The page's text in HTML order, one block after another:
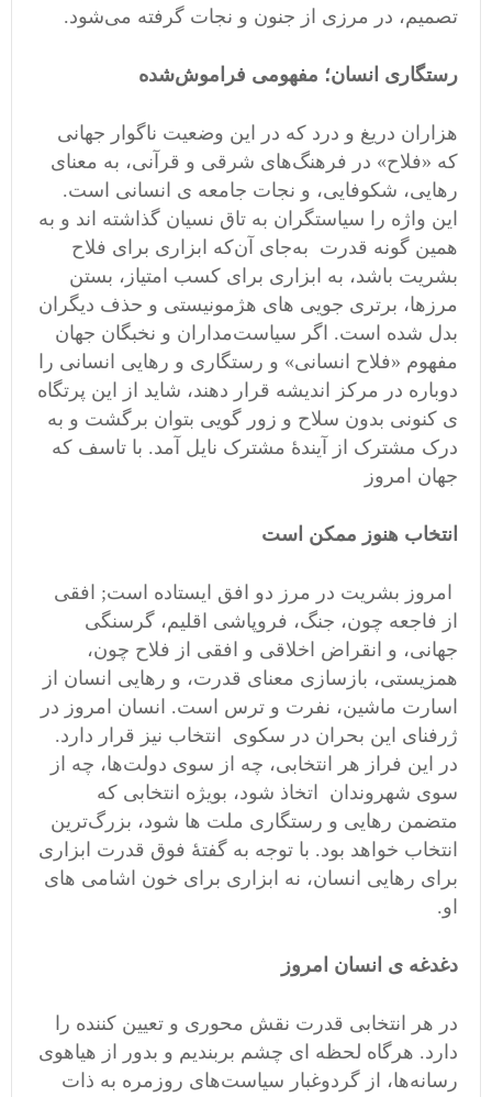
تصمیم، در مرزی از جنون و نجات گرفته می‌شود.
رستگاری انسان؛ مفهومی فراموش‌شده
هزاران دریغ و درد که در این وضعیت ناگوار جهانی
که «فلاح» در فرهنگ‌های شرقی و قرآنی، به معنای
رهایی، شکوفایی، و نجات جامعه ی انسانی است.
این واژه را سیاستگران به تاق نسیان گذاشته اند و به
همین گونه قدرت به‌جای آن‌که ابزاری برای فلاح
بشریت باشد، به ابزاری برای کسب امتیاز، بستن
مرزها، برتری جویی های هژمونیستی و حذف دیگران
بدل شده است. اگر سیاست‌مداران و نخبگان جهان
مفهوم «فلاح انسانی» و رستگاری و رهایی انسانی را
دوباره در مرکز اندیشه قرار دهند، شاید از این پرتگاه
ی کنونی بدون سلاح و زور گویی بتوان برگشت و به
درک مشترک از آیندهٔ مشترک نایل آمد. با تاسف که
جهان امروز
انتخاب هنوز ممکن است
امروز بشریت در مرز دو افق ایستاده است; افقی
از فاجعه چون، جنگ، فروپاشی اقلیم، گرسنگی
جهانی، و انقراض اخلاقی و افقی از فلاح چون،
همزیستی، بازسازی معنای قدرت، و رهایی انسان از
اسارت ماشین، نفرت و ترس است. انسان امروز در
ژرفنای این بحران در سکوی انتخاب نیز قرار دارد.
در این فراز هر انتخابی، چه از سوی دولت‌ها، چه از
سوی شهروندان اتخاذ شود، بویژه انتخابی که
متضمن رهایی و رستگاری ملت ها شود، بزرگ‌ترین
انتخاب خواهد بود. با توجه به گفتۀ فوق قدرت ابزاری
برای رهایی انسان، نه ابزاری برای خون اشامی های
او.
دغدغه ی انسان امروز
در هر انتخابی قدرت نقش محوری و تعیین کننده را
دارد. هرگاه لحظه ای چشم بربندیم و بدور از هیاهوی
رسانه‌ها، از گردوغبار سیاست‌های روزمره به ذات